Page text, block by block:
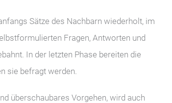
Sätze des Nachbarn wiederholt, im
Fragen, Antworten und
In der letzten Phase bereiten die
sie befragt werden.
überschaubares Vorgehen, wird auch